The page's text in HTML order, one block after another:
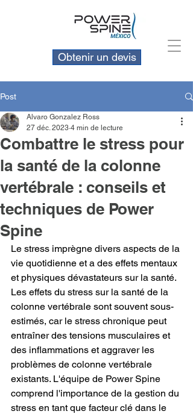
Obtenir un devis
Post
Combattre le stress pour
la santé de la colonne
vertébrale : conseils et
techniques de Power
Spine
Alvaro Gonzalez Ross
27 déc. 2023 4 min de lecture
Le stress imprègne divers aspects de la
vie quotidienne et a des effets mentaux
et physiques dévastateurs sur la santé.
Les effets du stress sur la santé de la
colonne vertébrale sont souvent sous-
estimés, car le stress chronique peut
entraîner des tensions musculaires et
des inflammations et aggraver les
problèmes de colonne vertébrale
existants. L'équipe de Power Spine
comprend l'importance de la gestion du
stress en tant que facteur clé dans le